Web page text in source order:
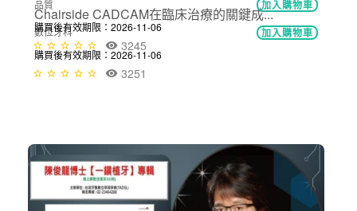
Chairside CADCAM在臨床治療的關鍵成...
數位牙科 加入購物車
購買後有效期限：2026-11-06
3251
NT$3,300
講師-王俊勝-牙醫院所組織編制、人資...
品質 加入購物車